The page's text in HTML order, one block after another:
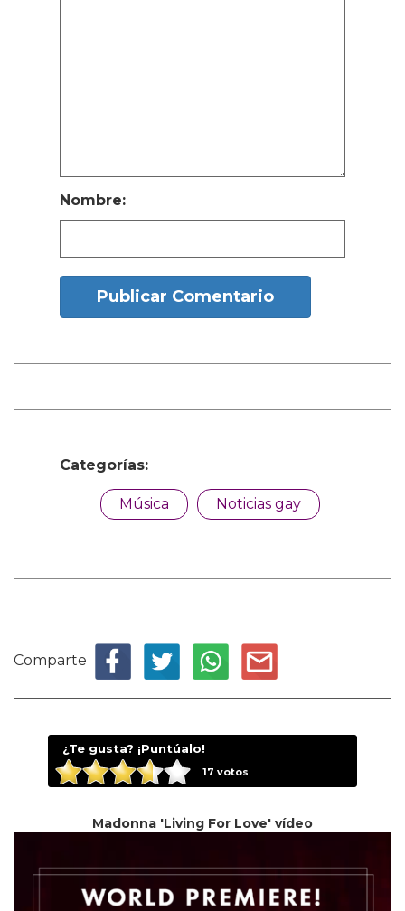
Nombre:
Publicar Comentario
Categorías:
Música Noticias gay
Comparte
¿Te gusta? ¡Puntúalo!
17 votos
Madonna 'Living For Love' vídeo